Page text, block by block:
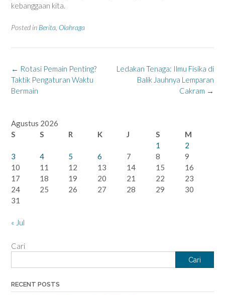
kebanggaan kita.
Posted in Berita Olahraga
Post
navigation
Ledakan Tenaga: Ilmu Fisika di
Balik Jauhnya Lemparan
Cakram →
← Rotasi Pemain Penting?
Taktik Pengaturan Waktu
Bermain
Agustus 2026
S
S R K J S
M
1
2
3
4 5 6 7 8
9
10
11 12 13 14 15
16
17
18 19 20 21 22
23
24
25 26 27 28 29
30
31
« Jul
Cari
Cari
RECENT POSTS